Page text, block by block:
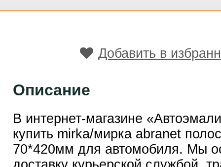
Добавить в
Описание
В интернет-магазине
купить mirka/мирка abranet
70*420мм для автомобиля. Мы